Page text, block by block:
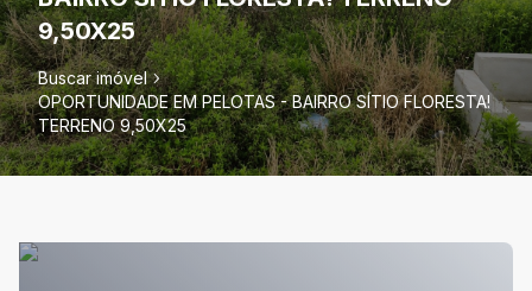
9,50X25
Buscar imóvel
OPORTUNIDADE EM PELOTAS - BAIRRO SÍTIO FLORESTA!
TERRENO 9,50X25